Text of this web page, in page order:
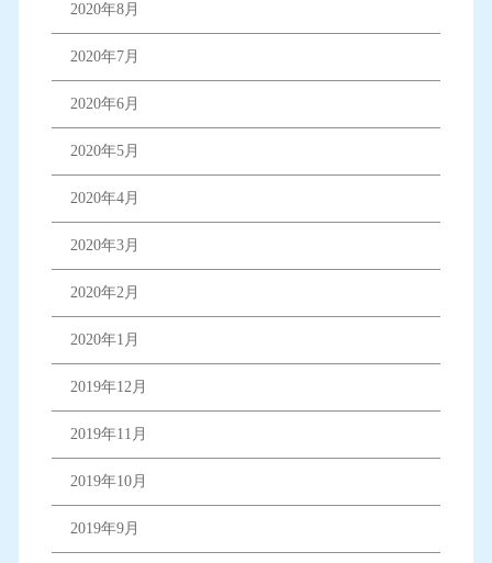
2020年8月
2020年7月
2020年6月
2020年5月
2020年4月
2020年3月
2020年2月
2020年1月
2019年12月
2019年11月
2019年10月
2019年9月